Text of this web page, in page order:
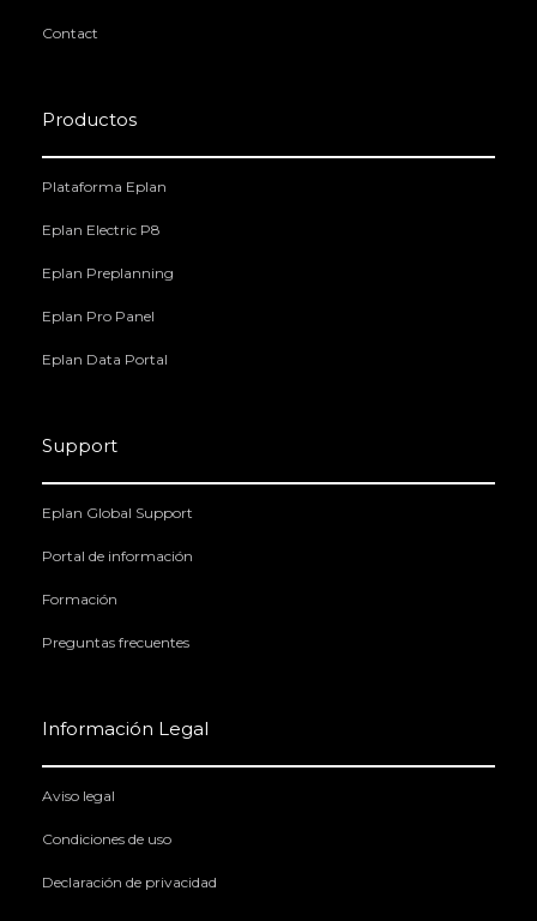
Contact
Productos
Plataforma Eplan
Eplan Electric P8
Eplan Preplanning
Eplan Pro Panel
Eplan Data Portal
Support
Eplan Global Support
Portal de información
Formación
Preguntas frecuentes
Información Legal
Aviso legal
Condiciones de uso
Declaración de privacidad